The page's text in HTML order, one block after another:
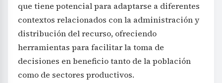
que tiene potencial para adaptarse a diferentes
contextos relacionados con la administración y
distribución del recurso, ofreciendo
herramientas para facilitar la toma de
decisiones en beneficio tanto de la población
como de sectores productivos.